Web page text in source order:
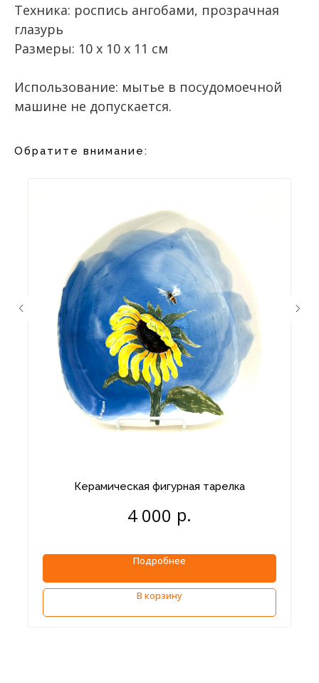
Техника: роспись ангобами, прозрачная
глазурь
Размеры: 10 х 10 х 11 см
Использование: мытье в посудомоечной
машине не допускается.
Обратите внимание:
Керамическая фигурная тарелка
4 000 р.
Подробнее
В корзину